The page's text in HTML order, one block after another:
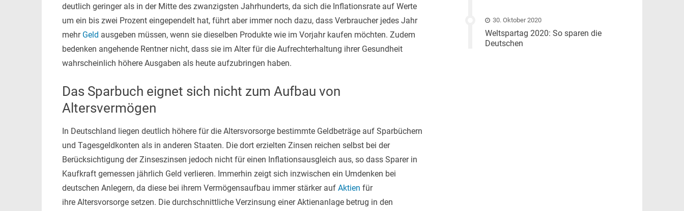
deutlich geringer als in der Mitte des zwanzigsten Jahrhunderts, da sich die Inflationsrate auf Werte
um ein bis zwei Prozent eingependelt hat, führt aber immer noch dazu, dass Verbraucher jedes Jahr
mehr Geld ausgeben müssen, wenn sie dieselben Produkte wie im Vorjahr kaufen möchten. Zudem
bedenken angehende Rentner nicht, dass sie im Alter für die Aufrechterhaltung ihrer Gesundheit
wahrscheinlich höhere Ausgaben als heute aufzubringen haben.
Das Sparbuch eignet sich nicht zum Aufbau von
Altersvermögen
In Deutschland liegen deutlich höhere für die Altersvorsorge bestimmte Geldbeträge auf Sparbüchern
und Tagesgeldkonten als in anderen Staaten. Die dort erzielten Zinsen reichen selbst bei der
Berücksichtigung der Zinseszinsen jedoch nicht für einen Inflationsausgleich aus, so dass Sparer in
Kaufkraft gemessen jährlich Geld verlieren. Immerhin zeigt sich inzwischen ein Umdenken bei
deutschen Anlegern, da diese bei ihrem Vermögensaufbau immer stärker auf Aktien für
ihre Altersvorsorge setzen. Die durchschnittliche Verzinsung einer Aktienanlage betrug in den
30. Oktober 2020
Weltspartag 2020: So sparen die
Deutschen